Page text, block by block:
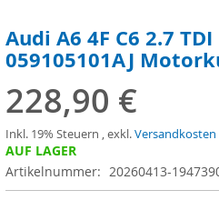
Audi A6 4F C6 2.7
059105101AJ
228,90 €
Inkl. 19% Steuern ,exkl.Versandkosten
AUF LAGER
Artikelnummer
20260413-